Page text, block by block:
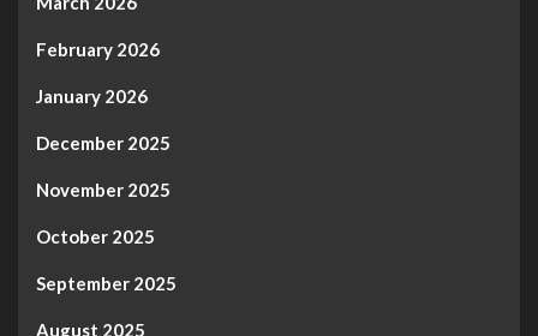
February 2026
January 2026
December 2025
November 2025
October 2025
September 2025
August 2025